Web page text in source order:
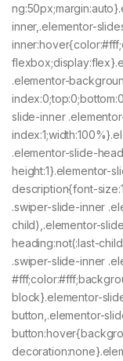
inner,.elementor-
.elementor-
slide-inner
.elementor-slide-
height:1}.elementor-
description{font-
.swiper-slide-inner
child),.elementor-
heading:not(:last-
.swiper-slide-inner
block}.elementor-
button,.elementor-